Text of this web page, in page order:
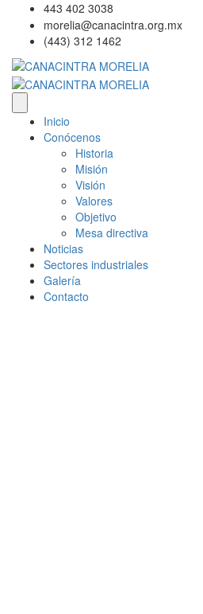
443 402 3038
morelia@canacintra.org.mx
(443) 312 1462
Inicio
Conócenos
Historia
Misión
Visión
Valores
Objetivo
Mesa directiva
Noticias
Sectores industriales
Galería
Contacto